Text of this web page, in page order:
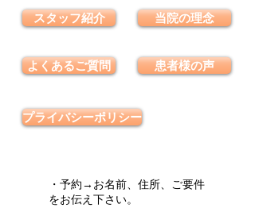
スタッフ紹介
よくあるご質問
当院の理念
患者様の声
プライバシーポリシー
・予約→お名前、住所、ご要件
をお伝え下さい。